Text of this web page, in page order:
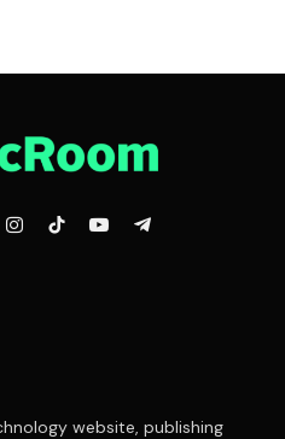
Instagram
TikTokYouTubeTelegram
website, publishing